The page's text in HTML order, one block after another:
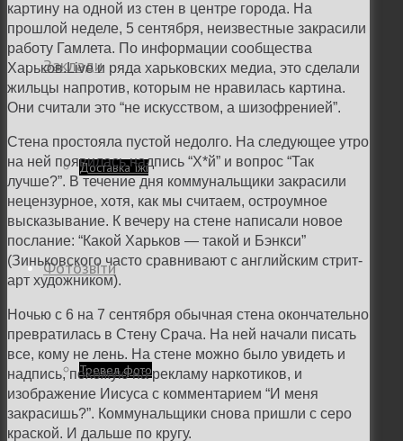
Заклади
Доставка їжі
Фотозвіти
Тревел фото
картину на одной из стен в центре города. На
прошлой неделе, 5 сентября, неизвестные закрасили
работу Гамлета. По информации сообщества
Харьков.Live и ряда харьковских медиа, это сделали
жильцы напротив, которым не нравилась картина.
Они считали это “не искусством, а шизофренией”.
Стена простояла пустой недолго. На следующее утро
на ней появилась надпись “Х*й” и вопрос “Так
лучше?”. В течение дня коммунальщики закрасили
нецензурное, хотя, как мы считаем, остроумное
высказывание. К вечеру на стене написали новое
послание: “Какой Харьков — такой и Бэнкси”
(Зиньковского часто сравнивают с английским стрит-
арт художником).
Ночью с 6 на 7 сентября обычная стена окончательно
превратилась в Стену Срача. На ней начали писать
все, кому не лень. На стене можно было увидеть и
надпись, похожую на рекламу наркотиков, и
изображение Иисуса с комментарием “И меня
закрасишь?”. Коммунальщики снова пришли с серо
краской. И дальше по кругу.